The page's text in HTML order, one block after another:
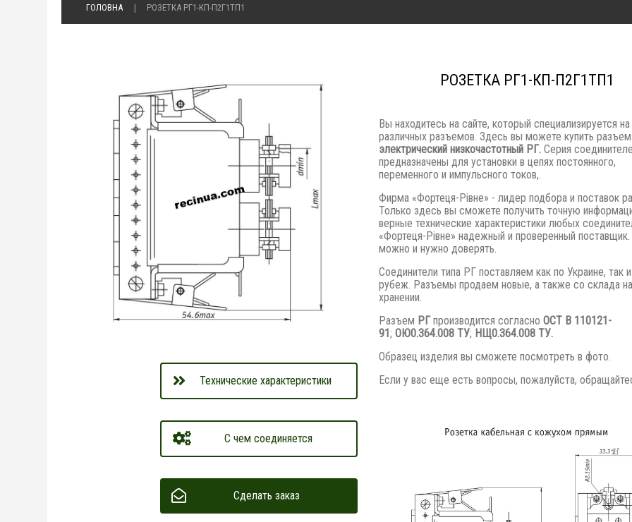
ГОЛОВНА РОЗЕТКА РГ1-КП-П2Г1ТП1
Технические характеристики
С чем соединяется
Сделать заказ
РОЗЕТКА РГ1-КП-П2Г1ТП1
Вы находитесь на сайте, который специализируется
различных разъемов. Здесь вы можете купить разъем
электрический низкочастотный РГ. Серия
предназначены для установки в цепях постоянного,
переменного и импульсного токов,.
Фирма «Фортеця-Рівне» - лидер подбора и поставок
Только здесь вы сможете получить точную
верные технические характеристики любых
«Фортеця-Рівне» надежный и проверенный
можно и нужно доверять.
Соединители типа РГ поставляем как по Украине, так
рубеж. Разъемы продаем новые, а также со склада на
хранении.
Разъем РГпроизводится согласно ОСТ В 110121-
91; ОЮ0.364.008 ТУ; НЩ0.364.008 ТУ.
Образец изделия вы сможете посмотреть в фото.
Если у вас еще есть вопросы, пожалуйста,